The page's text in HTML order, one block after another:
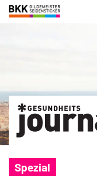
BKK
Spezial